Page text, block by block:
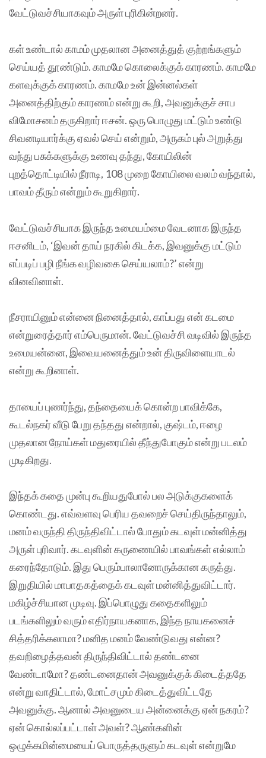
வேட்டுவச்சியாகவும் அருள் புரிகின்றனர்.
கள் உண்டால் காமம் முதலான அனைத்துத் குற்றங்களும்
செய்யத் தூண்டும். காமமே கொலைக்குக் காரணம். காமமே
களவுக்குக் காரணம். காமமே உன் இன்னல்கள்
அனைத்திற்கும் காரணம் என்று கூறி, அவனுக்குச் சாப
விமோசனம் தருகிறார் ஈசன். ஒரு பொழுது மட்டும் உண்டு
சிவனடியார்க்கு ஏவல் செய் என்றும், அருகம் புல் அறுத்து
வந்து பசுக்களுக்கு உணவு தந்து, கோயிலின்
புறத்தொட்டியில் நீராடி, 108 முறை கோயிலை வலம் வந்தால்,
பாவம் தீரும் என்றும் கூறுகிறார்.
வேட்டுவச்சியாக இருந்த உமையம்மை வேடனாக இருந்த
ஈசனிடம், ‘இவன் தாய் நரகில் கிடக்க, இவனுக்கு மட்டும்
எப்படிப் பழி நீங்க வழிவகை செய்யலாம்?’ என்று
வினவினாள்.
நீசராயினும் என்னை நினைத்தால், காப்பது என் கடமை
என்றுரைத்தார் எம்பெருமான். வேட்டுவச்சி வடிவில் இருந்த
உமையன்னை, இவையனைத்தும் உன் திருவிளையாடல்
என்று கூறினாள்.
தாயைப் புணர்ந்து, தந்தையைக் கொன்ற பாவிக்கே,
கூடல்நகர் வீடு பேறு தந்தது என்றால், குஷ்டம், ஈழை
முதலான நோய்கள் மதுரையில் தீந்துபோகும் என்று படலம்
முடிகிறது.
இந்தக் கதை முன்பு கூறியதுபோல் பல அடுக்குகளைக்
கொண்டது. எவ்வளவு பெரிய தவறைச் செய்திருந்தாலும்,
மனம் வருந்தி திருந்திவிட்டால் போதும் கடவுள் மன்னித்து
அருள் புரிவார். கடவுளின் கருணையில் பாவங்கள் எல்லாம்
கரைந்தோடும். இது பெரும்பாலானோருக்கான கருத்து.
இறுதியில் மாபாதகத்தைக் கடவுள் மன்னித்துவிட்டார்.
மகிழ்ச்சியான முடிவு. இப்பொழுது கதைகளிலும்
படங்களிலும் வரும் எதிர்நாயகனாக, இந்த நாயகனைச்
சித்தரிக்கலாமா? மனித மனம் வேண்டுவது என்ன?
தவறிழைத்தவன் திருந்திவிட்டால் தண்டனை
வேண்டாமோ? தண்டனைதான் அவனுக்குக் கிடைத்ததே
என்று வாதிட்டால், மோட்சமும் கிடைத்துவிட்டதே
அவனுக்கு. ஆனால் அவனுடைய அன்னைக்கு ஏன் நகரம்?
ஏன் கொல்லப்பட்டாள் அவள்? ஆண்களின்
ஒழுக்கமின்மையைப் பொருத்தருளும் கடவுள் என்றுமே